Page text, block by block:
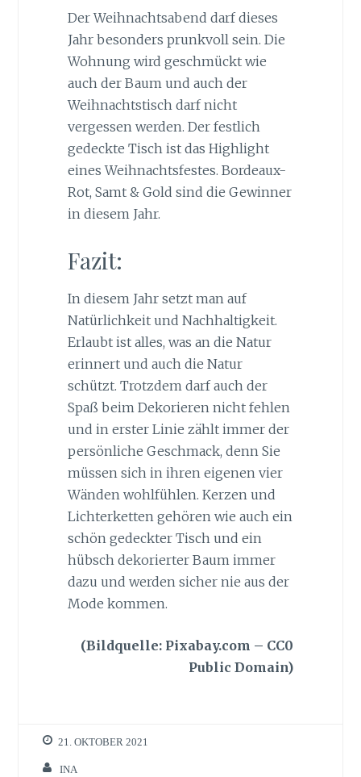
Der Weihnachtsabend darf dieses
Jahr besonders prunkvoll sein. Die
Wohnung wird geschmückt wie
auch der Baum und auch der
Weihnachtstisch darf nicht
vergessen werden. Der festlich
gedeckte Tisch ist das Highlight
eines Weihnachtsfestes. Bordeaux-
Rot, Samt & Gold sind die Gewinner
in diesem Jahr.
Fazit:
In diesem Jahr setzt man auf
Natürlichkeit und Nachhaltigkeit.
Erlaubt ist alles, was an die Natur
erinnert und auch die Natur
schützt. Trotzdem darf auch der
Spaß beim Dekorieren nicht fehlen
und in erster Linie zählt immer der
persönliche Geschmack, denn Sie
müssen sich in ihren eigenen vier
Wänden wohlfühlen. Kerzen und
Lichterketten gehören wie auch ein
schön gedeckter Tisch und ein
hübsch dekorierter Baum immer
dazu und werden sicher nie aus der
Mode kommen.
(Bildquelle: Pixabay.com – CC0
Public Domain)
21. OKTOBER 2021
INA